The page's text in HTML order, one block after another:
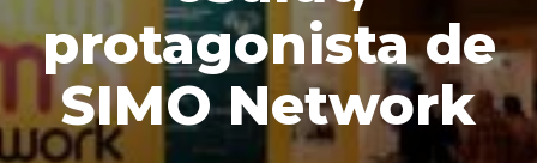
protagonista de
SIMO Network